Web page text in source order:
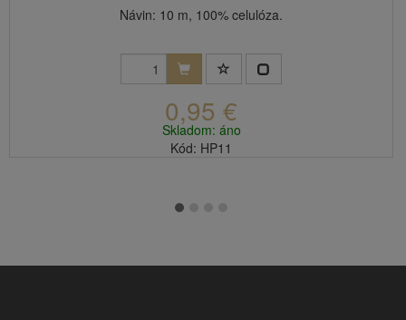
Návin: 10 m, 100% celulóza.
0,95 €
Skladom: áno
Kód: HP11